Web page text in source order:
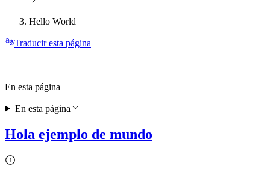
Hello World
Traducir esta página
Hola ejemplo de mundo
En esta página
En esta página